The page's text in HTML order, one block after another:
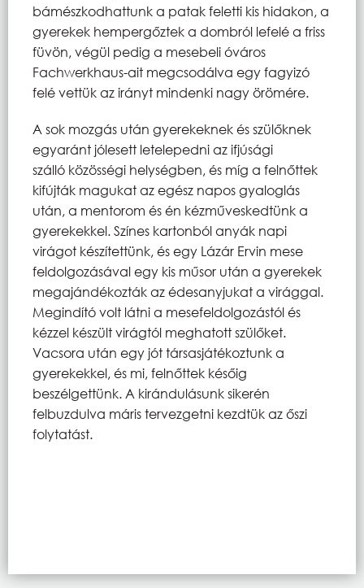
bámészkodhattunk a patak feletti kis hidakon, a
gyerekek hempergőztek a dombról lefelé a friss
füvön, végül pedig a mesebeli óváros
Fachwerkhaus-ait megcsodálva egy fagyizó
felé vettük az irányt mindenki nagy örömére.
A sok mozgás után gyerekeknek és szülőknek
egyaránt jólesett letelepedni az ifjúsági
szálló közösségi helységben, és míg a felnőttek
kifújták magukat az egész napos gyaloglás
után, a mentorom és én kézműveskedtünk a
gyerekekkel. Színes kartonból anyák napi
virágot készítettünk, és egy Lázár Ervin mese
feldolgozásával egy kis műsor után a gyerekek
megajándékozták az édesanyjukat a virággal.
Megindító volt látni a mesefeldolgozástól és
kézzel készült virágtól meghatott szülőket.
Vacsora után egy jót társasjátékoztunk a
gyerekekkel, és mi, felnőttek későig
beszélgettünk. A kirándulásunk sikerén
felbuzdulva máris tervezgetni kezdtük az őszi
folytatást.